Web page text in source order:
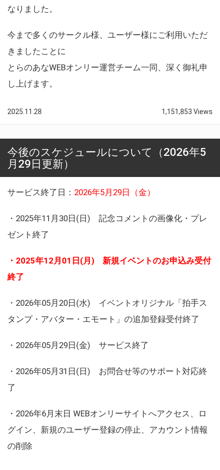
なりました。
今まで多くのサークル様、ユーザー様にご利用いただ
きましたことに
とらのあなWEBオンリー運営チーム一同、深く御礼申
し上げます。
2025.11.28 1,151,853 Views
今後のスケジュールについて（2026年5
月29日更新）
サービス終了日： 2026年5月29日（金）
・2025年11月30日(日) 記念コメントの画像化・プレ
ゼント終了
・2025年12月01日(月) 新規イベントのお申込み受付
終了
・2026年05月20日(水) イベントオリジナル「拍手ス
タンプ・アバター・エモート」の追加登録受付終了
・2026年05月29日(金) サービス終了
・2026年05月31日(日) お問合せ等のサポート対応終
了
・2026年6月末日 WEBオンリーサイトへアクセス、ロ
グイン、新規のユーザー登録の停止、アカウント情報
の削除